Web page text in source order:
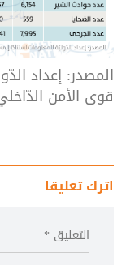
المصدر: إعداد
قوى الأمن
اترك تعليقا
التعليق *